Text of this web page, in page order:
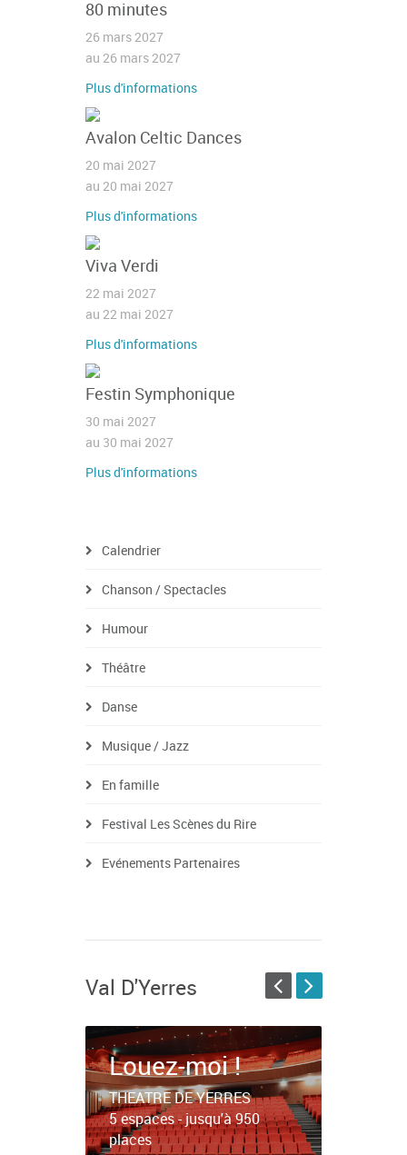
80 minutes
26 mars 2027
au 26 mars 2027
Plus d'informations
Avalon Celtic Dances
20 mai 2027
au 20 mai 2027
Plus d'informations
Viva Verdi
22 mai 2027
au 22 mai 2027
Plus d'informations
Festin Symphonique
30 mai 2027
au 30 mai 2027
Plus d'informations
Calendrier
Chanson / Spectacles
Humour
Théâtre
Danse
Musique / Jazz
En famille
Festival Les Scènes du Rire
Evénements Partenaires
Val D'Yerres
Louez-moi !
THEATRE DE YERRES
5 espaces - jusqu'à 950
places